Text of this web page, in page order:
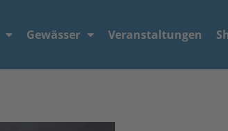
Gewässer Veranstaltungen